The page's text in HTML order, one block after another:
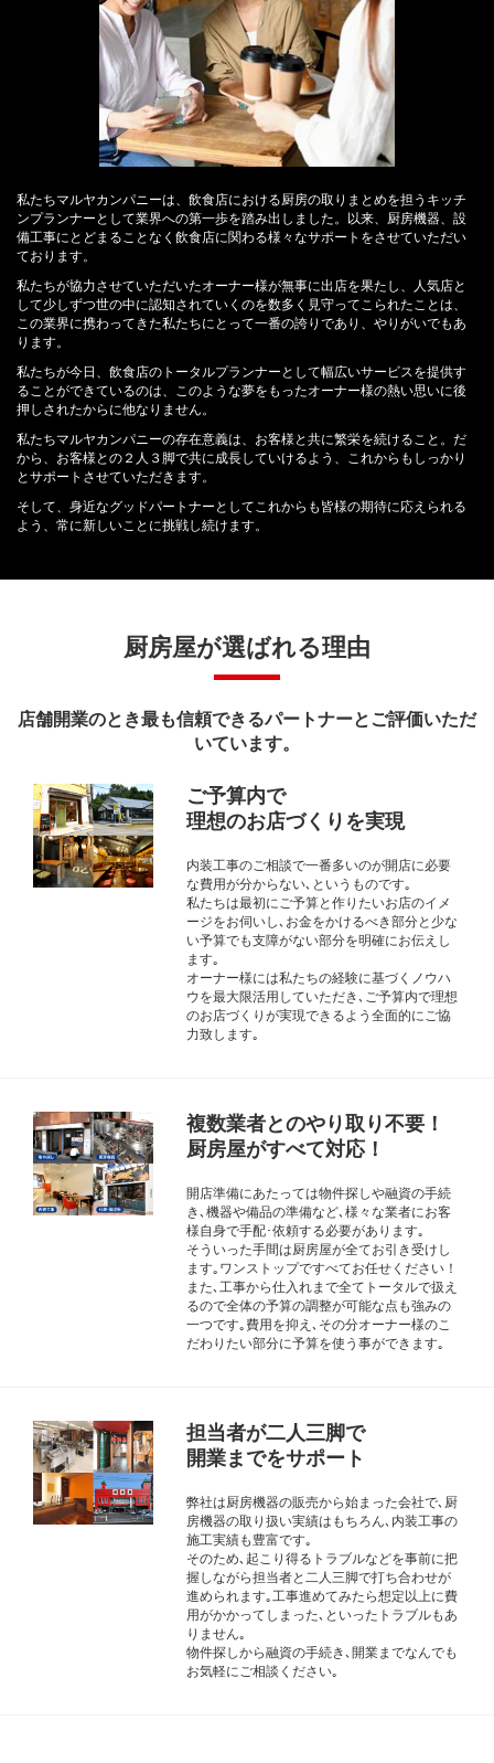
私たちマルヤカンパニーは、飲食店における厨房の取りまとめを担うキッチ
ンプランナーとして業界への第一歩を踏み出しました。以来、厨房機器、設
備工事にとどまることなく飲食店に関わる様々なサポートをさせていただい
ております。
私たちが協力させていただいたオーナー様が無事に出店を果たし、人気店と
して少しずつ世の中に認知されていくのを数多く見守ってこられたことは、
この業界に携わってきた私たちにとって一番の誇りであり、やりがいでもあ
ります。
私たちが今日、飲食店のトータルプランナーとして幅広いサービスを提供す
ることができているのは、このような夢をもったオーナー様の熱い思いに後
押しされたからに他なりません。
私たちマルヤカンパニーの存在意義は、お客様と共に繁栄を続けること。だ
から、お客様との２人３脚で共に成長していけるよう、これからもしっかり
とサポートさせていただきます。
そして、身近なグッドパートナーとしてこれからも皆様の期待に応えられる
よう、常に新しいことに挑戦し続けます。
厨房屋が選ばれる理由
店舗開業のとき最も信頼できるパートナーとご評価いただ
いています。
ご予算内で
理想のお店づくりを実現
内装工事のご相談で一番多いのが開店に必要
な費用が分からない､というものです｡
私たちは最初にご予算と作りたいお店のイメ
ージをお伺いし､お金をかけるべき部分と少な
い予算でも支障がない部分を明確にお伝えし
ます｡
オーナー様には私たちの経験に基づくノウハ
ウを最大限活用していただき､ご予算内で理想
のお店づくりが実現できるよう全面的にご協
力致します｡
複数業者とのやり取り不要！
厨房屋がすべて対応！
開店準備にあたっては物件探しや融資の手続
き､機器や備品の準備など､様々な業者にお客
様自身で手配･依頼する必要があります｡
そういった手間は厨房屋が全てお引き受けし
ます｡ワンストップですべてお任せください！
また､工事から仕入れまで全てトータルで扱え
るので全体の予算の調整が可能な点も強みの
一つです｡費用を抑え､その分オーナー様のこ
だわりたい部分に予算を使う事ができます｡
担当者が二人三脚で
開業までをサポート
弊社は厨房機器の販売から始まった会社で､厨
房機器の取り扱い実績はもちろん､内装工事の
施工実績も豊富です｡
そのため､起こり得るトラブルなどを事前に把
握しながら担当者と二人三脚で打ち合わせが
進められます｡工事進めてみたら想定以上に費
用がかかってしまった､といったトラブルもあ
りません｡
物件探しから融資の手続き､開業までなんでも
お気軽にご相談ください｡